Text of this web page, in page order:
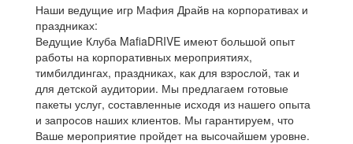
Наши ведущие игр Мафия Драйв на корпоративах и
праздниках:
Ведущие Клуба MafiaDRIVE имеют большой опыт
работы на корпоративных мероприятиях,
тимбилдингах, праздниках, как для взрослой, так и
для детской аудитории. Мы предлагаем готовые
пакеты услуг, составленные исходя из нашего опыта
и запросов наших клиентов. Мы гарантируем, что
Ваше мероприятие пройдет на высочайшем уровне.